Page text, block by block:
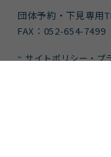
団体予約・下見専用
FAX：052-654-7499
サイトポリシー・プ